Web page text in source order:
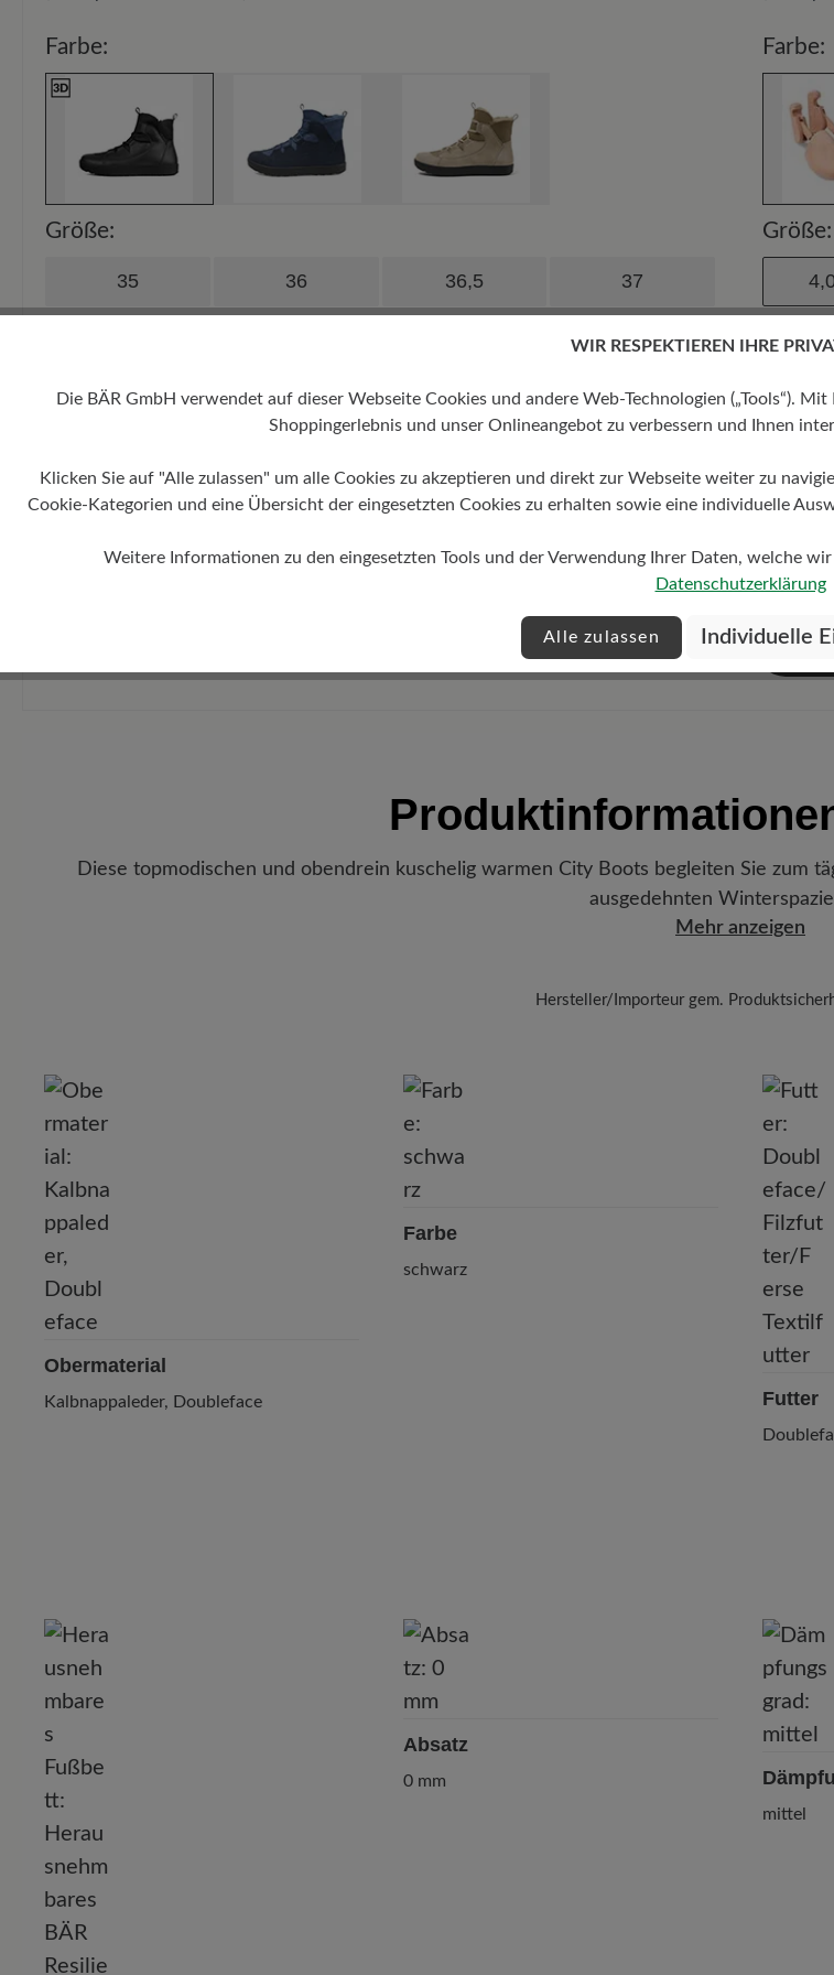
Farbe:
Größe:
35 36 36,5 37
40
40,5 41 42 42.5
Farbe:
Größe:
Diese topmodischen und obendrein kuschelig warmen City Boots begleiten Sie zum
ausgedehnten
Mehr anzeigen
Hersteller/Importeur gem.
Pleidelsheimer Str. 15/1, 74321 Bietigheim-
kundenbetreuung@baer-
Telefon: 0800 88 62 63
Obermaterial
Kalbnappaleder, Doubleface
Farbe
schwarz
Futter
Absatz
0 mm
mittel
WIR RESPEKTIEREN IHRE
Die BÄR GmbH verwendet auf dieser Webseite Cookies und andere Web-Technologien („Tools“).
Shoppingerlebnis und unser Onlineangebot zu verbessern und Ihnen
Klicken Sie auf "Alle zulassen" um alle Cookies zu akzeptieren und direkt zur Webseite weiter zu
Cookie-Kategorien und eine Übersicht der eingesetzten Cookies zu erhalten sowie eine individuelle
Weitere Informationen zu den eingesetzten Tools und der Verwendung Ihrer Daten, welche
Datenschutzerklärung
Alle zulassen Individuelle